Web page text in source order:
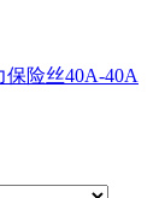
保险丝40A-40A